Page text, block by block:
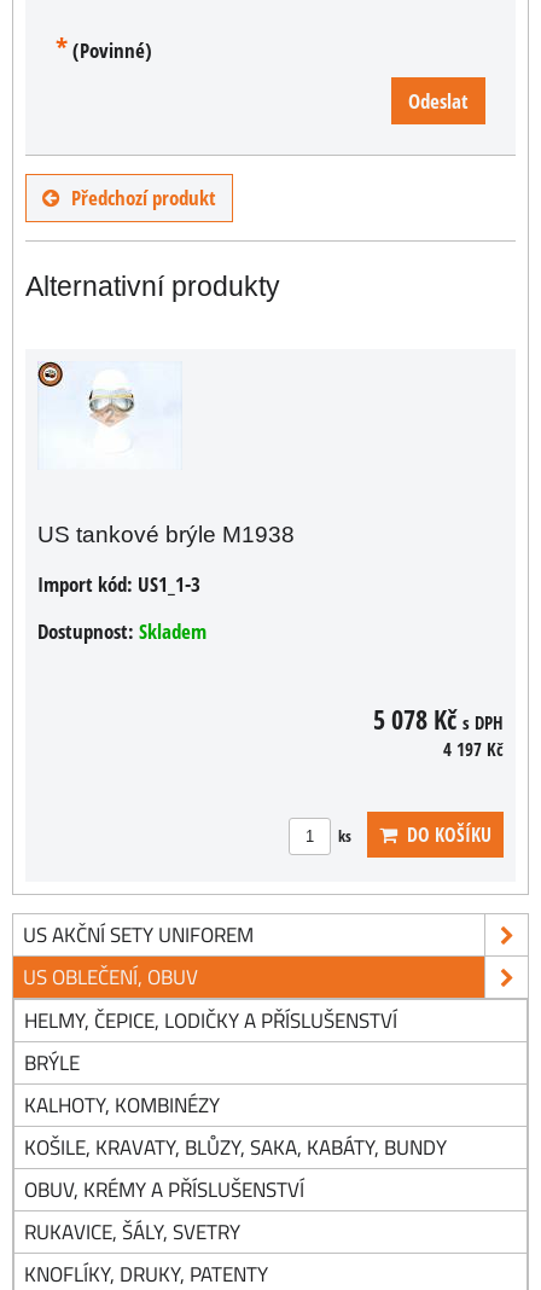
*(Povinné)
Odeslat
Předchozí produkt
Alternativní produkty
US tankové brýle M1938
Import kód: US1_1-3
Dostupnost: Skladem
5 078 Kč s DPH
4 197 Kč
ks DO KOŠÍKU
US AKČNÍ SETY UNIFOREM
US OBLEČENÍ, OBUV
HELMY, ČEPICE, LODIČKY A PŘÍSLUŠENSTVÍ
BRÝLE
KALHOTY, KOMBINÉZY
KOŠILE, KRAVATY, BLŮZY, SAKA, KABÁTY, BUNDY
OBUV, KRÉMY A PŘÍSLUŠENSTVÍ
RUKAVICE, ŠÁLY, SVETRY
KNOFLÍKY, DRUKY, PATENTY